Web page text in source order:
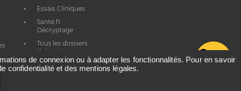
Essais Cliniques
Santé.fr
Décryptage
Tous les dossiers
thématiques
de connexion ou à adapter les fonctionnalités. Pour en savoir
confidentialité et des mentions légales.